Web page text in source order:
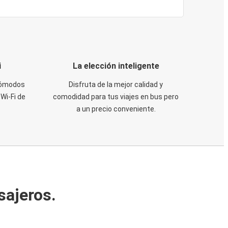
Fi de
La elección inteligente
Disfruta de la mejor calidad y
comodidad para tus viajes en bus pero
a un precio conveniente.